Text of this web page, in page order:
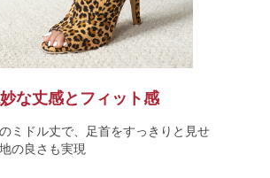
な丈感とフィット感
ミドル丈で、足首をすっきりと見せ
の良さも実現